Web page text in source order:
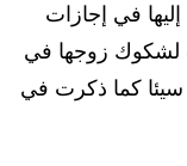
في إجازات
لشكوك زوجها في
سيئا كما ذكرت في